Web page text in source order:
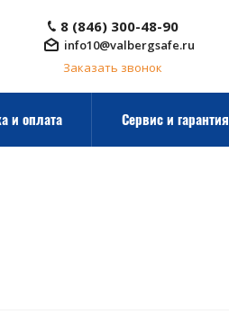
8 (846) 300-48-90
info10@valbergsafe.ru
Заказать звонок
и оплата Сервис и гарантия